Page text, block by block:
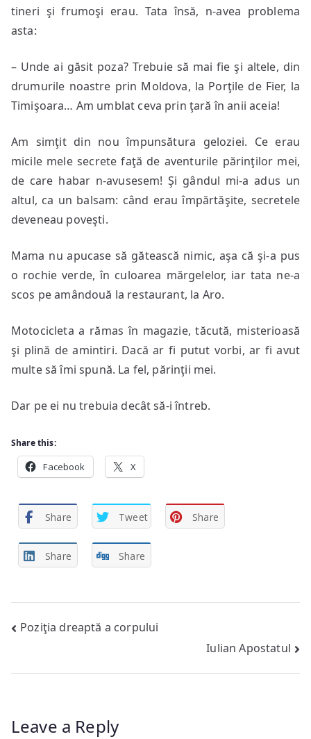
tineri şi frumoşi erau. Tata însă, n-avea problema
asta:
– Unde ai găsit poza? Trebuie să mai fie şi altele, din
drumurile noastre prin Moldova, la Porţile de Fier, la
Timişoara… Am umblat ceva prin ţară în anii aceia!
Am simţit din nou împunsătura geloziei. Ce erau
micile mele secrete faţă de aventurile părinţilor mei,
de care habar n-avusesem! Şi gândul mi-a adus un
altul, ca un balsam: când erau împărtăşite, secretele
deveneau poveşti.
Mama nu apucase să gătească nimic, aşa că şi-a pus
o rochie verde, în culoarea mărgelelor, iar tata ne-a
scos pe amândouă la restaurant, la Aro.
Motocicleta a rămas în magazie, tăcută, misterioasă
şi plină de amintiri. Dacă ar fi putut vorbi, ar fi avut
multe să îmi spună. La fel, părinţii mei.
Dar pe ei nu trebuia decât să-i întreb.
Share this:
Facebook X
Share Tweet Share
Share Share
Post
Poziţia dreaptă a corpului
Iulian Apostatul
Leave a Reply